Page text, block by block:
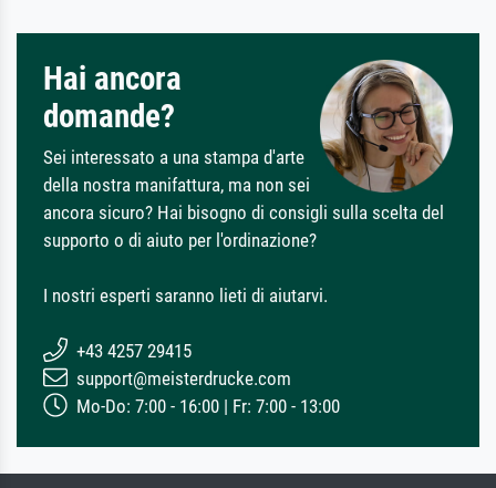
Hai ancora
domande?
Sei interessato a una stampa d'arte
della nostra manifattura, ma non sei
ancora sicuro? Hai bisogno di consigli sulla scelta del
supporto o di aiuto per l'ordinazione?
I nostri esperti saranno lieti di aiutarvi.
+43 4257 29415
support@meisterdrucke.com
Mo-Do: 7:00 - 16:00 | Fr: 7:00 - 13:00